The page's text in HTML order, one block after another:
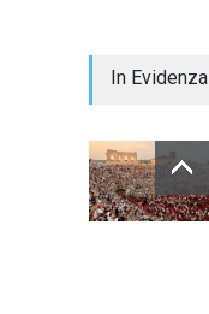
In Evidenza